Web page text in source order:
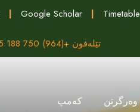
| Google Scholar | Timetable
تێلەفون +(964) 750 188 2805
وەرگرتن كه‌مپ